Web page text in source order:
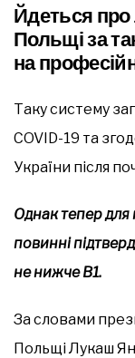
Йдеться про
Польщі за
на
Таку систему
COVID-19 та
України після
Однак тепер для
повинні
не нижче B1.
За словами
Польщі Лукаш